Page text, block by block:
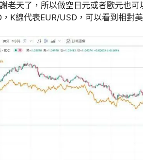
老天了，所以做空日元或者歐元也
K線代表EUR/USD，可以看到相對